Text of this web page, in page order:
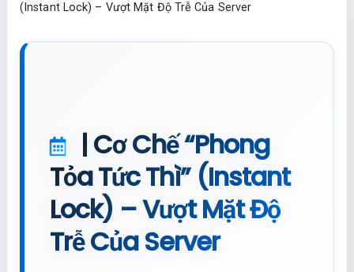
(Instant Lock) – Vượt Mặt Độ Trễ Của Server
| Cơ Chế “Phong
Tỏa Tức Thì” (Instant
Lock) – Vượt Mặt Độ
Trễ Của Server